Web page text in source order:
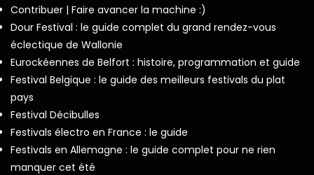
Contribuer | Faire avancer la machine :)
Dour Festival : le guide complet du grand rendez-vous
éclectique de Wallonie
Eurockéennes de Belfort : histoire, programmation et guide
Festival Belgique : le guide des meilleurs festivals du plat
pays
Festival Décibulles
Festivals électro en France : le guide
Festivals en Allemagne : le guide complet pour ne rien
manquer cet été